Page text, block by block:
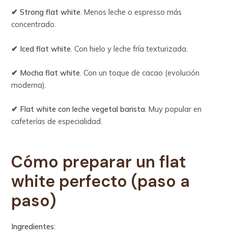
✔ Strong flat white. Menos leche o espresso más
concentrado.
✔ Iced flat white . Con hielo y leche fría texturizada.
✔ Mocha flat white. Con un toque de cacao (evolución
moderna).
✔ Flat white con leche vegetal barista. Muy popular en
cafeterías de especialidad.
Cómo preparar un flat
white perfecto (paso a
paso)
Ingredientes: